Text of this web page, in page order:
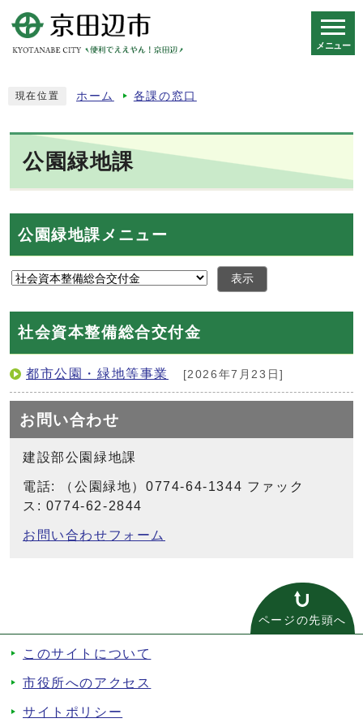
メニュー
現在位置 ホーム 各課の窓口
公園緑地課
公園緑地課メニュー
表示
社会資本整備総合交付金
都市公園・緑地等事業 [2026年7月23日]
お問い合わせ
建設部公園緑地課
電話: （公園緑地）0774-64-1344 ファック
ス: 0774-62-2844
お問い合わせフォーム
ページの先頭へ
このサイトについて
市役所へのアクセス
サイトポリシー